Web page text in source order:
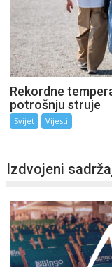
Rekordne
potrošnju struje
Svijet Vijesti
Izdvojeni